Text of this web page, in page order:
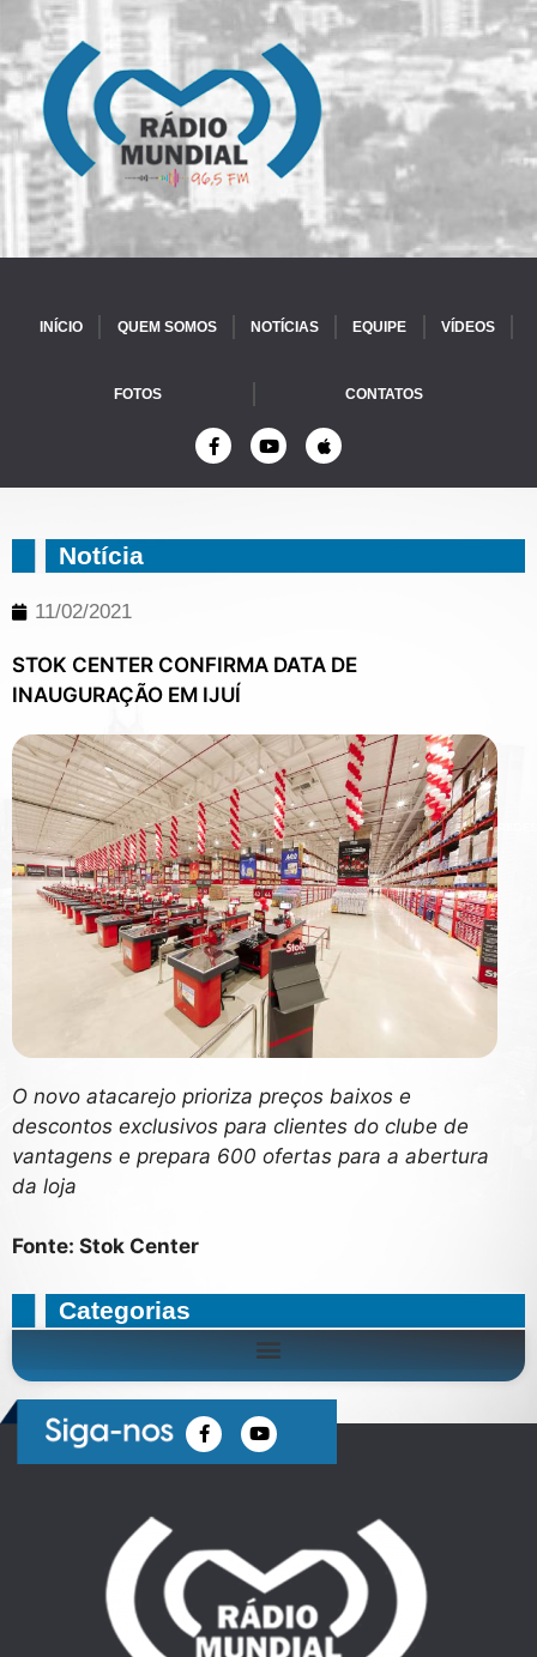
INÍCIO QUEM SOMOS NOTÍCIAS EQUIPE VÍDEOS
FOTOS CONTATOS
Notícia
11/02/2021
STOK CENTER CONFIRMA DATA DE
INAUGURAÇÃO EM IJUÍ
O novo atacarejo prioriza preços baixos e
descontos exclusivos para clientes do clube de
vantagens e prepara 600 ofertas para a abertura
da loja
Fonte: Stok Center
Categorias